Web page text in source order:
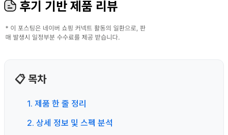
후기 기반 제품 리뷰
📋 목차
1. 제품 한 줄 정리
2. 상세 정보 및 스펙 분석